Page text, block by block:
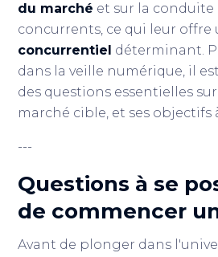
du marché et sur la conduite
concurrents, ce qui leur offre
concurrentiel déterminant.
dans la veille numérique, il
des questions essentielles
marché cible, et ses objectifs
---
Questions à se
de commencer
Avant de plonger dans